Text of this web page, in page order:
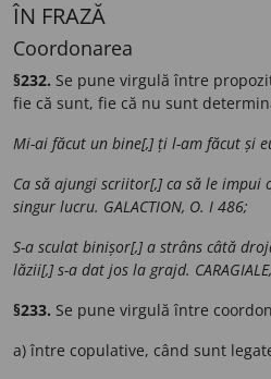
ÎN FRAZĂ
Coordonarea
§232. Se pune virgulă între
fie că sunt, fie că nu sunt
Mi-ai făcut un bine[,] ți l-am făcut și
Ca să ajungi scriitor[,] ca să le
singur lucru. GALACTION, O. I 486;
S-a sculat binișor[,] a strâns câtă
lăzii[,] s-a dat jos la grajd.
§233. Se pune virgulă între
a) între copulative, când sunt